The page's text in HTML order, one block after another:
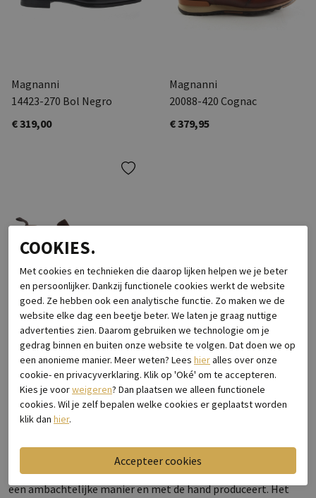
Magnanni
14423-270 Bol Negro
€ 319,00
Magnanni
20088-420 Cognac
€ 379,95
-11%
Magnanni
20109 Chelsea Cognac
€ 269,95
€ 239,00
MAGNANNI
Magnanni is een Spaans schoenenmerk dat hun schoenen op
een ambachtelijke manier en met de hand produceert. Het
COOKIES.
Met cookies en technieken die daarop lijken helpen we je beter
en persoonlijker. Dankzij functionele cookies werkt de website
goed. Ze hebben ook een analytische functie. Zo maken we de
website elke dag een beetje beter. We laten je graag nuttige
advertenties zien. Daarom gebruiken we technologie om je
gedrag binnen en buiten onze website te volgen. Dat doen we op
een anonieme manier. Meer weten? Lees hieralles over onze
cookie- en privacyverklaring. Klik op 'Oké' om te accepteren.
Kies je voorweigeren? Dan plaatsen we alleen functionele
cookies. Wil je zelf bepalen welke cookies er geplaatst worden
klik dan hier.